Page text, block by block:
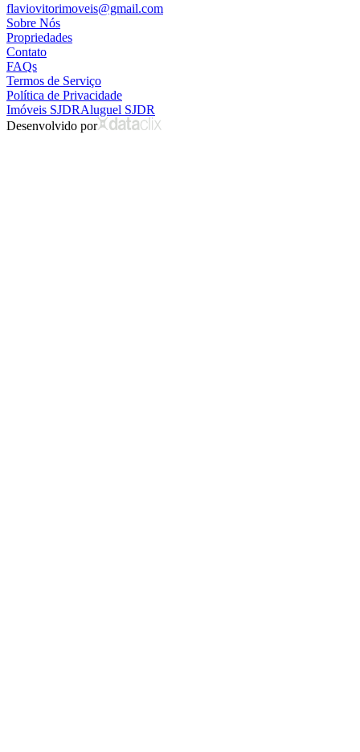
flaviovitorimoveis@gmail.com
Sobre Nós
Propriedades
Contato
FAQs
Termos de Serviço
Política de Privacidade
Imóveis SJDRAluguel SJDR
Desenvolvido por